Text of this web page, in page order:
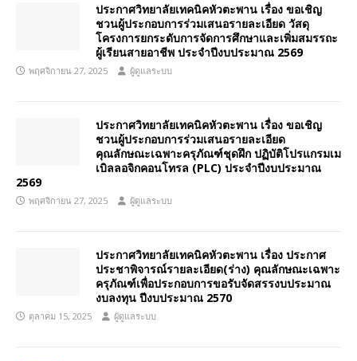
ประกาศวิทยาลัยเทคนิคหัวตะพาน เรื่อง ขอเชิญ
ชวนผู้ประกอบการร่วมเสนอรายละเอียด วัสดุ
โครงการยกระดับการจัดการศึกษาและเพิ่มสมรรถะ
ผู้เรียนสายอาชีพ ประจำปีงบประมาณ 2569
พฤศจิกายน 27, 2025 ผู้ดูแลระบบ
ประกาศวิทยาลัยเทคนิคหัวตะพาน เรื่อง ขอเชิญ
ชวนผู้ประกอบการร่วมเสนอรายละเอียด
คุณลักษณะเฉพาะครุภัณฑ์ชุดฝึก ปฏิบัติโปรแกรมเม
เบิลลอจิกคอนโทรล (PLC) ประจำปีงบประมาณ
2569
พฤศจิกายน 27, 2025 ผู้ดูแลระบบ
ประกาศวิทยาลัยเทคนิคหัวตะพาน เรื่อง ประกาศ
ประชาพิจารณ์รายละเอียด(ร่าง) คุณลักษณะเฉพาะ
ครุภัณฑ์เพื่อประกอบการขอรับจัดสรรงบประมาณ
งบลงทุน ปีงบประมาณ 2570
ตุลาคม 15, 2025 ผู้ดูแลระบบ